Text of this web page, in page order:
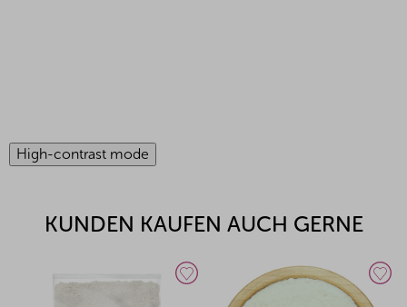
High-contrast mode
KUNDEN KAUFEN AUCH GERNE